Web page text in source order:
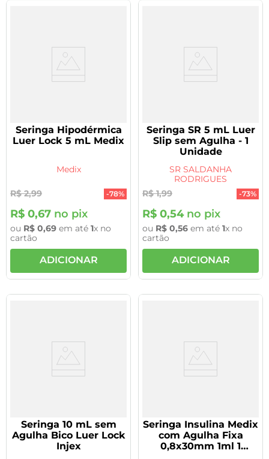
Seringa Hipodérmica
Luer Lock 5 mL Medix
Medix
R$ 2,99 -78%
R$ 0,67 no pix
ou R$ 0,69 em até 1x no
cartão
ADICIONAR
Seringa SR 5 mL Luer
Slip sem Agulha - 1
Unidade
SR SALDANHA
RODRIGUES
R$ 1,99 -73%
R$ 0,54no pix
ou R$ 0,56 em até 1x no
cartão
ADICIONAR
Seringa 10 mL sem
Agulha Bico Luer Lock
Injex
Seringa Insulina Medix
com Agulha Fixa
0,8x30mm 1ml 1